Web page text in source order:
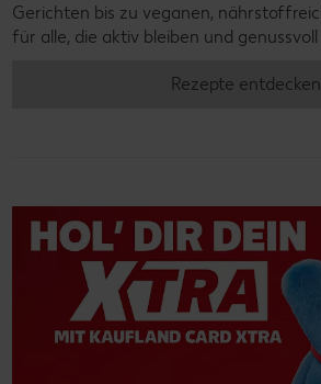
Gerichten bis zu veganen,
für alle, die aktiv bleiben und
Rezepte entdecken